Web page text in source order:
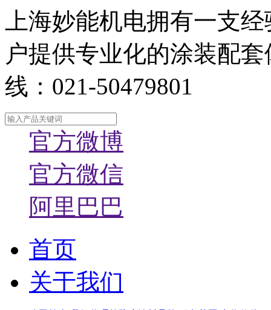
上海妙能机电拥有一支
户提供专业化的涂装配
线：021-50479801
官方微博
官方微信
阿里巴巴
首页
关于我们